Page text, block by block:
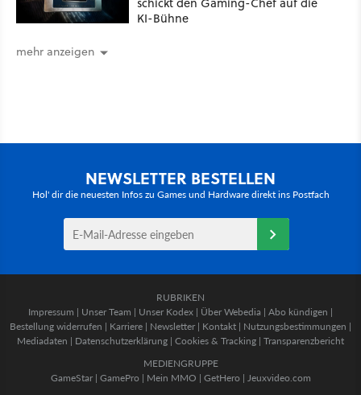
KI-Bühne
mehr anzeigen
NEWSLETTER BESTELLEN
Hol' dir die neuesten Infos zu Games und Hardware direkt ins Postfach
RUBRIKEN
Impressum | Unser Team | Unser Kodex | Über Webedia | Abo kündigen |
Bestellung widerrufen | Karriere | Newsletter | Kontakt | Nutzungsbestimmungen |
Mediadaten | Datenschutzerklärung | Cookies & Tracking | Transparenzbericht
MEDIENGRUPPE
GameStar| GamePro | Mein MMO | GetHero | Jeuxvideo.com